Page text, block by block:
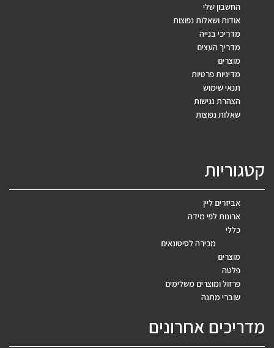
החשבון שלי
אודות ושאלות נפוצות
מדריכי בנייה
מדריך העצים
מוצרים
מדיניות פרטיות
תנאי שימוש
הצהרת נגישות
שאלות נפוצות
קטגוריות
אביזרים ליין
ארונות לפי מידה
כללי
מכירה לסיטונאים
מוצרים
פלטה
פרזול ומוצרים משלימים
שוברי מתנה
מדריכים אחרונים